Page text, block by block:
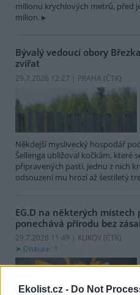
Ekolist.cz - Do Not
milionu krychlových metrů, před
milion.
Bývalý vedoucí obory
zvířat
29.7.2026 12:27 | PRAHA (ČTK)
Někdejší myslivecký hospodář
Šellenga ubližoval kočkám, které
připravených pastí. Jednu z nich
odsouzení mu hrozí až šestiletý
EG.D na některých
ponechává přírodu bez
29.7.2026 11:49 | KLIKOV (ČTK)
Diskuse: 1